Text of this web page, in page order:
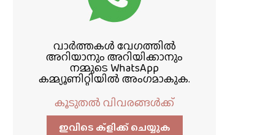
വാർത്തകൾ വേഗത്തിൽ
അറിയാനും അറിയിക്കാനും
നമ്മുടെ WhatsApp
കമ്മ്യൂണിറ്റിയിൽ അംഗമാകുക.
കൂടുതൽ വിവരങ്ങൾക്ക്
ഇവിടെ ക്ളിക്ക്‌ ചെയ്യുക